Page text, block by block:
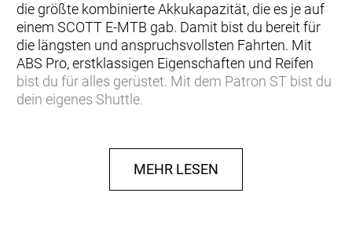
die größte kombinierte Akkukapazität, die es je auf
einem SCOTT E-MTB gab. Damit bist du bereit für
die längsten und anspruchsvollsten Fahrten. Mit
ABS Pro, erstklassigen Eigenschaften und Reifen
bist du für alles gerüstet. Mit dem Patron ST bist du
dein eigenes Shuttle.
Hinweis: Fahrradspezifikationen können ohne
vorherige Ankündigung geändert werden.
MEHR LESEN